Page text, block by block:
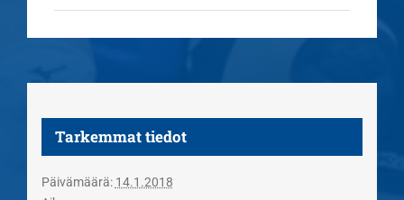
Tarkemmat tiedot
Päivämäärä: 14.1.2018